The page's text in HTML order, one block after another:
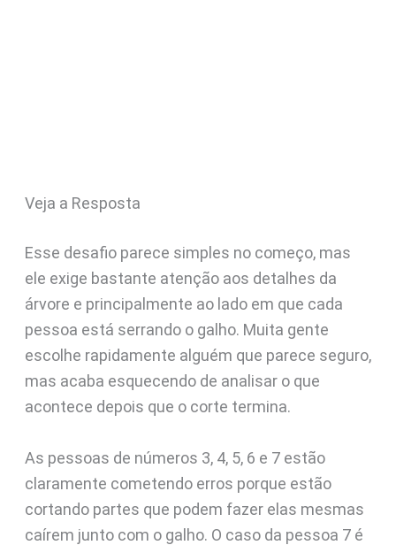
Veja a Resposta
Esse desafio parece simples no começo, mas
ele exige bastante atenção aos detalhes da
árvore e principalmente ao lado em que cada
pessoa está serrando o galho. Muita gente
escolhe rapidamente alguém que parece seguro,
mas acaba esquecendo de analisar o que
acontece depois que o corte termina.
As pessoas de números 3, 4, 5, 6 e 7 estão
claramente cometendo erros porque estão
cortando partes que podem fazer elas mesmas
caírem junto com o galho. O caso da pessoa 7 é